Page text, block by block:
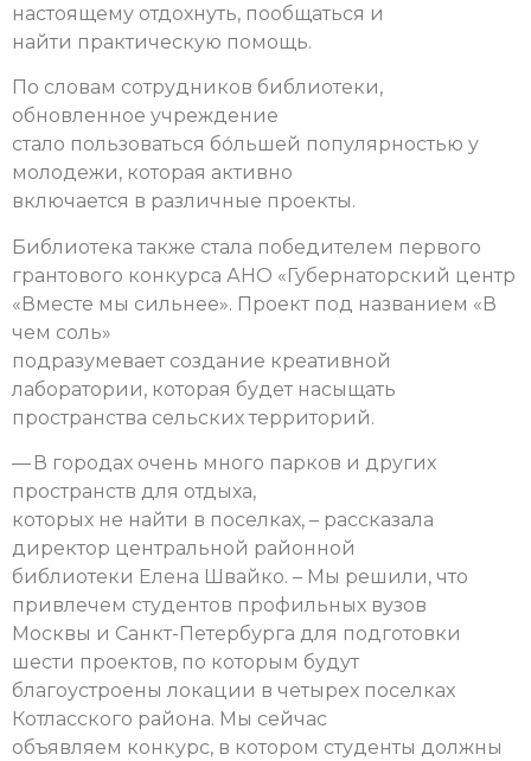
настоящему отдохнуть, пообщаться и
найти практическую помощь.
По словам сотрудников библиотеки,
обновленное учреждение
стало пользоваться бо́льшей популярностью у
молодежи, которая активно
включается в различные проекты.
Библиотека также стала победителем первого
грантового конкурса АНО «Губернаторский центр
«Вместе мы сильнее». Проект под названием «В
чем соль»
подразумевает создание креативной
лаборатории, которая будет насыщать
пространства сельских территорий.
— В городах очень много парков и других
пространств для отдыха,
которых не найти в поселках, – рассказала
директор центральной районной
библиотеки Елена Швайко. – Мы решили, что
привлечем студентов профильных вузов
Москвы и Санкт-Петербурга для подготовки
шести проектов, по которым будут
благоустроены локации в четырех поселках
Котласского района. Мы сейчас
объявляем конкурс, в котором студенты должны